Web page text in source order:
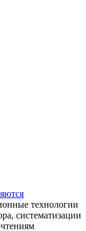
технологии
систематизации